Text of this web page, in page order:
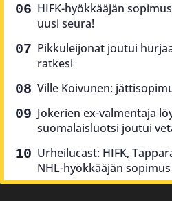
HIFK-hyökkääjän
uusi seura!
Pikkuleijonat joutui
ratkesi
Ville Koivunen:
Jokerien ex-valmentaja
suomalaisluotsi joutui
Urheilucast: HIFK,
NHL-hyökkääjän